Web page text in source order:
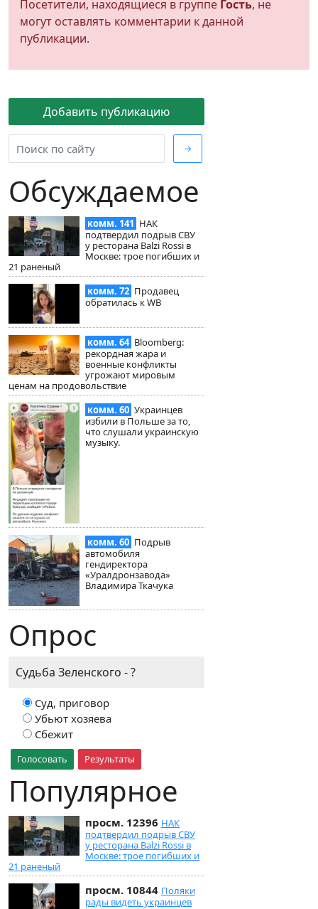
Добавить публикацию
→
Обсуждаемое
комм. 141 НАК
подтвердил подрыв СВУ
у ресторана Balzi Rossi в
Москве: трое погибших и
21 раненый
комм. 72 Продавец
обратилась к WB
комм. 64 Bloomberg:
рекордная жара и
военные конфликты
угрожают мировым
ценам на продовольствие
комм. 60 Украинцев
избили в Польше за то,
что слушали украинскую
музыку.
комм. 60 Подрыв
автомобиля
гендиректора
«Уралдронзавода»
Владимира Ткачука
Опрос
Судьба Зеленского - ?
Суд, приговор
Убьют хозяева
Сбежит
Голосовать Результаты
Популярное
просм. 12396 НАК
подтвердил подрыв СВУ
у ресторана Balzi Rossi в
Москве: трое погибших и
21 раненый
просм. 10844 Поляки
рады видеть украинцев
Посетители, находящиеся в группе Гость, не
могут оставлять комментарии к данной
публикации.